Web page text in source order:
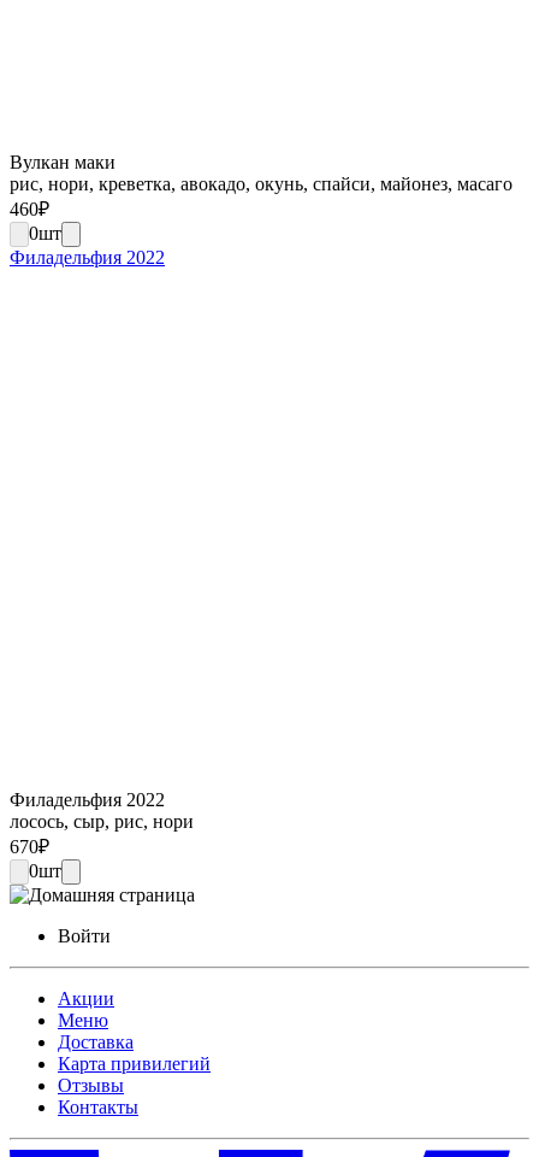
Вулкан маки
рис, нори, креветка, авокадо, окунь, спайси, майонез, масаго
460₽
0шт
Филадельфия 2022
Филадельфия 2022
лосось, сыр, рис, нори
670₽
0шт
Войти
Акции
Меню
Доставка
Карта привилегий
Отзывы
Контакты